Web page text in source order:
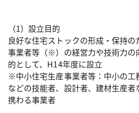
（1）設立目的
良好な住宅ストックの形成・保持
事業者等（※）の経営力や技術力の
的として、H14年度に設立
※中小住宅生産事業者等：中小の工
などの技能者、設計者、建材生産
携わる事業者